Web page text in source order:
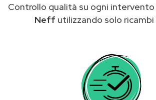
Controllo qualità su ogni intervento
Neff utilizzando solo ricambi